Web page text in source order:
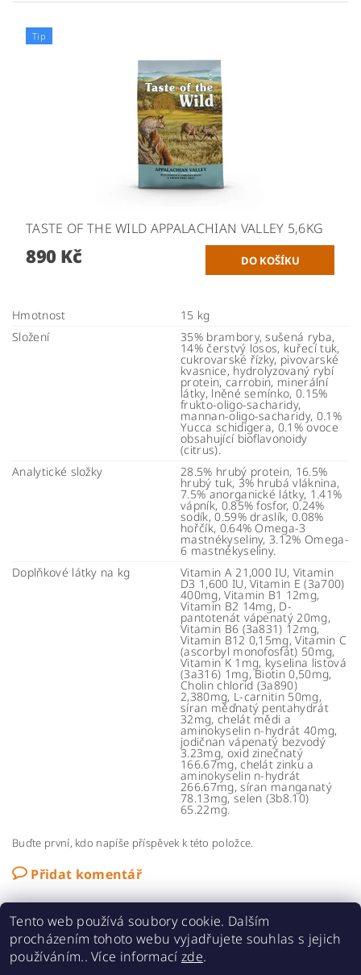
Tip
TASTE OF THE WILD APPALACHIAN VALLEY 5,6KG
890 Kč
Hmotnost
15 kg
Složení
35% brambory, sušená ryba,
14% čerstvý losos, kuřecí tuk,
cukrovarské řízky, pivovarské
kvasnice, hydrolyzovaný rybí
protein, carrobin, minerální
látky, lněné semínko, 0.15%
frukto-oligo-sacharidy,
mannan-oligo-sacharidy, 0.1%
Yucca schidigera, 0.1% ovoce
obsahující bioflavonoidy
(citrus).
Analytické složky
28.5% hrubý protein, 16.5%
hrubý tuk, 3% hrubá vláknina,
7.5% anorganické látky, 1.41%
vápník, 0.85% fosfor, 0.24%
sodík, 0.59% draslík, 0.08%
hořčík, 0.64% Omega-3
mastnékyseliny, 3.12% Omega-
6 mastnékyseliny.
Doplňkové látky na kg
Vitamin A 21,000 IU, Vitamin
D3 1,600 IU, Vitamin E (3a700)
400mg, Vitamin B1 12mg,
Vitamin B2 14mg, D-
pantotenát vápenatý 20mg,
Vitamin B6 (3a831) 12mg,
Vitamin B12 0,15mg, Vitamin C
(ascorbyl monofosfát) 50mg,
Vitamin K 1mg, kyselina listová
(3a316) 1mg, Biotin 0,50mg,
Cholin chlorid (3a890)
2,380mg, L-carnitin 50mg,
síran měďnatý pentahydrát
32mg, chelát mědi a
aminokyselin n-hydrát 40mg,
jodičnan vápenatý bezvodý
3.23mg, oxid zinečnatý
166.67mg, chelát zinku a
aminokyselin n-hydrát
266.67mg, síran manganatý
78.13mg, selen (3b8.10)
65.22mg.
Buďte první, kdo napíše příspěvek k této položce.
Přidat komentář
MaMiPa
Tento web používá soubory cookie. Dalším
procházením tohoto webu vyjadřujete souhlas s jejich
používáním.. Více informací zde.